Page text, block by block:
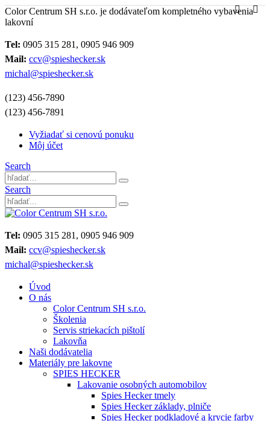
Color Centrum SH s.r.o. je dodávateľom kompletného vybavenia
lakovní
Tel: 0905 315 281, 0905 946 909
Mail: ccv@spieshecker.sk
michal@spieshecker.sk
(123) 456-7890
(123) 456-7891
Vyžiadať si cenovú ponuku
Môj účet
Search
Search
Tel: 0905 315 281, 0905 946 909
Mail: ccv@spieshecker.sk
michal@spieshecker.sk
Úvod
O nás
Color Centrum SH s.r.o.
Školenia
Servis striekacích pištolí
Lakovňa
Naši dodávatelia
Materiály pre lakovne
SPIES HECKER
Lakovanie osobných automobilov
Spies Hecker tmely
Spies Hecker základy, plniče
Spies Hecker podkladové a krycie farby